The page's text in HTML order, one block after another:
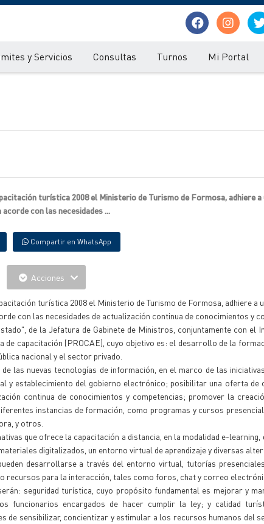
y Servicios Consultas Turnos Mi Portal
turística 2008 el Ministerio de Turismo de Formosa, adhiere a
con las necesidades ...
Compartir en WhatsApp
Acciones
turística 2008 el Ministerio de Turismo de Formosa, adhiere a
con las necesidades de actualización continua de conocimientos y
de la Jefatura de Gabinete de Ministros, conjuntamente con el
capacitación (PROCAE), cuyo objetivo es: el desarrollo de la
nacional y el sector privado.
las nuevas tecnologías de información, en el marco de las
y establecimiento del gobierno electrónico; posibilitar una oferta de
continua de conocimientos y competencias; promover la
instancias de formación, como programas y cursos
y otros.
que ofrece la capacitación a distancia, en la modalidad e-learning,
digitalizados, un entorno virtual de aprendizaje y diversas
desarrollarse a través del entorno virtual, tutorías
recursos para la interacción, tales como foros, chat y correo
seguridad turística, cuyo propósito fundamental es mejorar y
funcionarios encargados de hacer cumplir la ley; y calidad
de sensibilizar, concientizar y estimular a los recursos humanos del